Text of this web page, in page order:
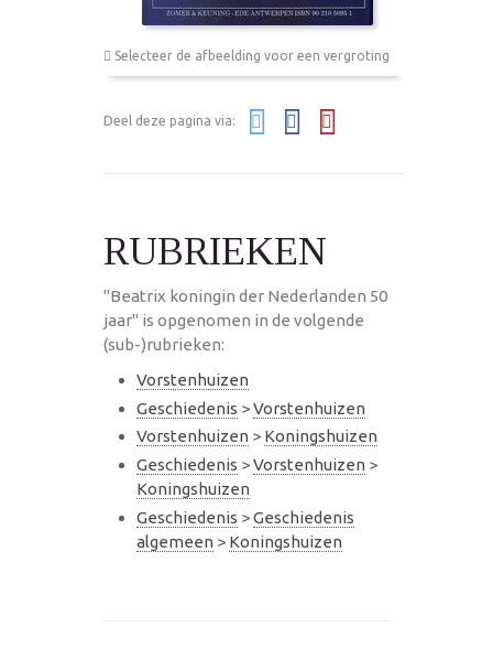
Selecteer de afbeelding voor een vergroting
Deel deze pagina via:
RUBRIEKEN
"Beatrix koningin der Nederlanden 50
jaar" is opgenomen in de volgende
(sub-)rubrieken:
Vorstenhuizen
Geschiedenis >Vorstenhuizen
Vorstenhuizen > Koningshuizen
Geschiedenis >Vorstenhuizen >
Koningshuizen
Geschiedenis >Geschiedenis
algemeen > Koningshuizen